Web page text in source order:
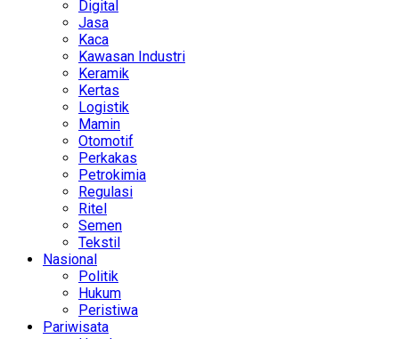
Digital
Jasa
Kaca
Kawasan Industri
Keramik
Kertas
Logistik
Mamin
Otomotif
Perkakas
Petrokimia
Regulasi
Ritel
Semen
Tekstil
Nasional
Politik
Hukum
Peristiwa
Pariwisata